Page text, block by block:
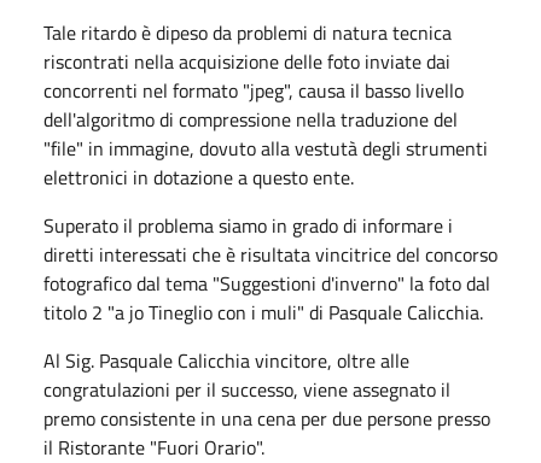
Tale ritardo è dipeso da problemi di natura tecnica
riscontrati nella acquisizione delle foto inviate dai
concorrenti nel formato "jpeg", causa il basso livello
dell'algoritmo di compressione nella traduzione del
"file" in immagine, dovuto alla vestutà degli strumenti
elettronici in dotazione a questo ente.
Superato il problema siamo in grado di informare i
diretti interessati che è risultata vincitrice del concorso
fotografico dal tema "Suggestioni d'inverno" la foto dal
titolo 2 "a jo Tineglio con i muli" di Pasquale Calicchia.
Al Sig. Pasquale Calicchia vincitore, oltre alle
congratulazioni per il successo, viene assegnato il
premo consistente in una cena per due persone presso
il Ristorante "Fuori Orario".